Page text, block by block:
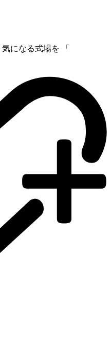
気になる式場を 「